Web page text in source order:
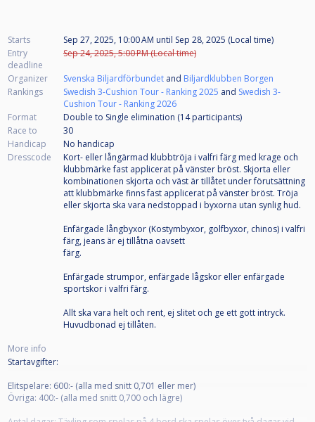
Starts Sep 27, 2025, 10:00 AM until Sep 28, 2025 (Local time)
Entry
deadline
Sep 24, 2025, 5:00 PM (Local time)
Organizer Svenska Biljardförbundet and Biljardklubben Borgen
Rankings
Swedish 3-Cushion Tour - Ranking 2025 and Swedish 3-
Cushion Tour - Ranking 2026
Format
Double to Single elimination (14participants)
Race to
30
Handicap
No handicap
Dresscode
Kort- eller långärmad klubbtröja i valfri färg med krage och
klubbmärke fast applicerat på vänster bröst. Skjorta eller
kombinationen skjorta och väst är tillåtet under förutsättning
att klubbmärke finns fast applicerat på vänster bröst. Tröja
eller skjorta ska vara nedstoppad i byxorna utan synlig hud.
Enfärgade långbyxor (Kostymbyxor, golfbyxor, chinos) i valfri
färg, jeans är ej tillåtna oavsett
färg.
Enfärgade strumpor, enfärgade lågskor eller enfärgade
sportskor i valfri färg.
Allt ska vara helt och rent, ej slitet och ge ett gott intryck.
Huvudbonad ej tillåten.
More info
Startavgifter:
Elitspelare: 600:- (alla med snitt 0,701 eller mer)
Övriga: 400:- (alla med snitt 0,700 och lägre)